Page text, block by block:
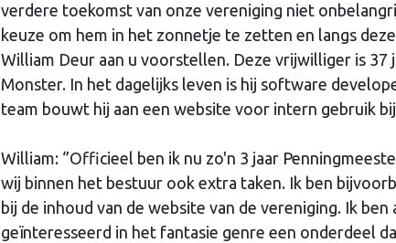
verdere toekomst van onze vereniging niet
keuze om hem in het zonnetje te zetten en langs
William Deur aan u voorstellen. Deze vrijwilliger is 37
Monster. In het dagelijks leven is hij software
team bouwt hij aan een website voor intern gebruik
William: ‘’Officieel ben ik nu zo'n 3 jaar
wij binnen het bestuur ook extra taken. Ik ben
bij de inhoud van de website van de vereniging. Ik ben
geïnteresseerd in het fantasie genre een onderdeel